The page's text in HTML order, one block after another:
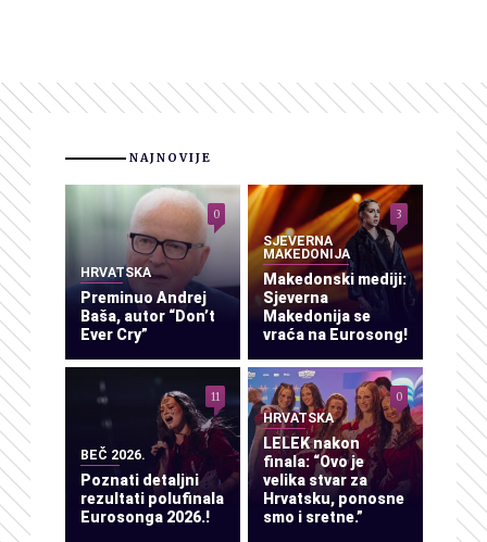
NAJNOVIJE
HRVATSKA
Preminuo Andrej
Baša, autor “Don’t
Ever Cry”
0
SJEVERNA
MAKEDONIJA
Makedonski mediji:
Sjeverna
Makedonija se
vraća na Eurosong!
3
BEČ 2026.
Poznati detaljni
rezultati polufinala
Eurosonga 2026.!
11
HRVATSKA
LELEK nakon
finala: “Ovo je
velika stvar za
Hrvatsku, ponosne
smo i sretne.”
0